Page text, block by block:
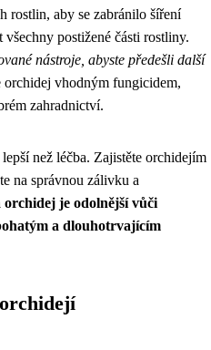
rostlin, aby se zabránilo šíření
postižené části rostliny.
nástroje, abyste předešli další
orchidej vhodným fungicidem,
zahradnictví.
než léčba. Zajistěte orchidejím
na správnou zálivku a
orchidej je odolnější vůči
a dlouhotrvajícím